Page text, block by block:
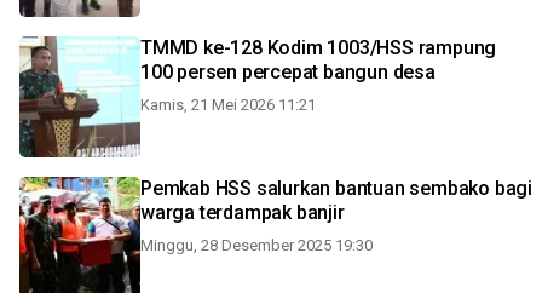
TMMD ke-128 Kodim 1003/HSS rampung
100 persen percepat bangun desa
Kamis, 21 Mei 2026 11:21
Pemkab HSS salurkan bantuan sembako bagi
warga terdampak banjir
Minggu, 28 Desember 2025 19:30